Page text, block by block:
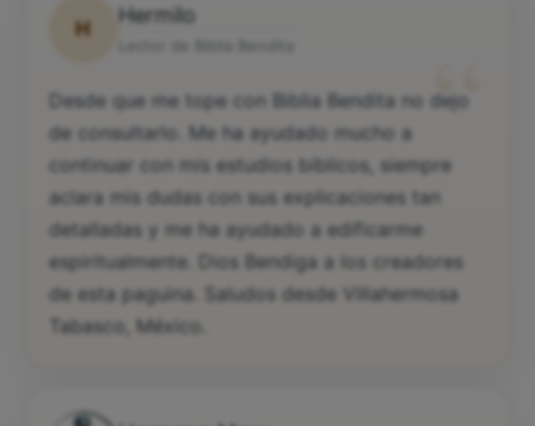
H
Hermilo
“
Desde que me tope con Biblia Bendita no dejo
de consultarlo. Me ha ayudado mucho a
continuar con mis estudios biblicos, siempre
aclara mis dudas con sus explicaciones tan
detalladas y me ha ayudado a edificarme
espiritualmente. Dios Bendiga a los creadores
de esta paguina. Saludos desde Villahermosa
Tabasco, México.